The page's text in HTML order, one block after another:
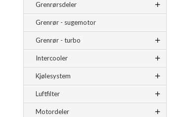
Grenrørsdeler
Grenrør - sugemotor
Grenrør - turbo
Intercooler
Kjølesystem
Luftfilter
Motordeler